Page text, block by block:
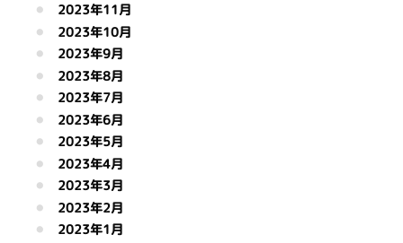
2023年11月
2023年10月
2023年9月
2023年8月
2023年7月
2023年6月
2023年5月
2023年4月
2023年3月
2023年2月
2023年1月